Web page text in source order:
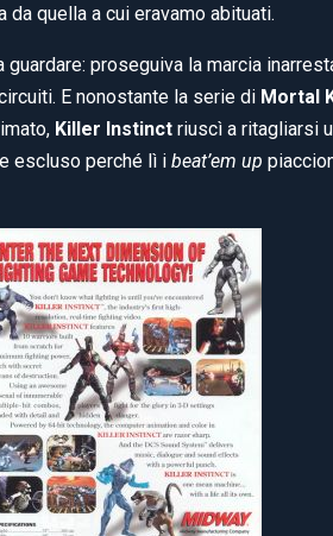
quella a cui eravamo abituati.
guardare: proseguiva la marcia
E nonostante la serie di Mortal
Killer Instinct riuscì a ritagliarsi
escluso perché lì i beat’em up